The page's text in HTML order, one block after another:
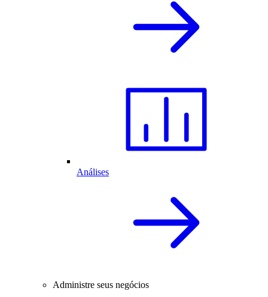
Análises
Administre seus negócios